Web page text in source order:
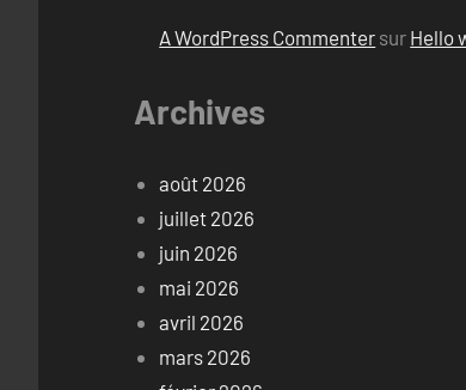
A WordPress Commenter sur Hello
Archives
août 2026
juillet 2026
juin 2026
mai 2026
avril 2026
mars 2026